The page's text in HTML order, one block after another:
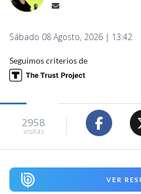
Sábado 08 Agosto, 2026 | 13:42
Seguimos criterios de
2958
visitas
VER